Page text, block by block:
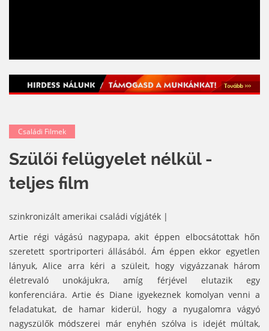
Családi Filmek
Szülői felügyelet nélkül -
teljes film
szinkronizált amerikai családi vígjáték |
Artie régi vágású nagypapa, akit éppen elbocsátottak hőn
szeretett sportriporteri állásából. Ám éppen ekkor egyetlen
lányuk, Alice arra kéri a szüleit, hogy vigyázzanak három
életrevaló unokájukra, amíg férjével elutazik egy
konferenciára. Artie és Diane igyekeznek komolyan venni a
feladatukat, de hamar kiderül, hogy a nyugalomra vágyó
nagyszülők módszerei már enyhén szólva is idejét múltak,